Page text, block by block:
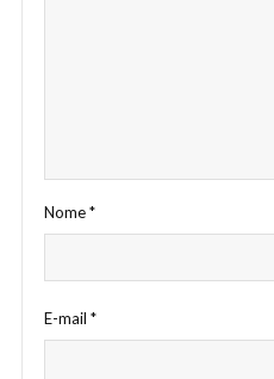
Nome*
E-mail *